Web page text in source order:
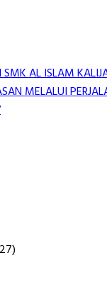
AL ISLAM
MELALUI